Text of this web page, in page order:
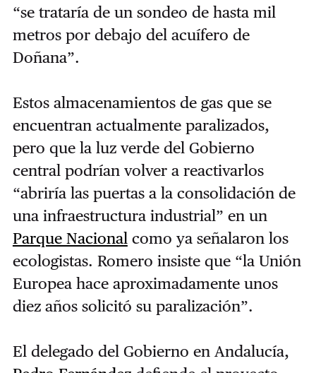
“se trataría de un sondeo de hasta mil
metros por debajo del acuífero de
Doñana”.
Estos almacenamientos de gas que se
encuentran actualmente paralizados,
pero que la luz verde del Gobierno
central podrían volver a reactivarlos
“abriría las puertas a la consolidación de
una infraestructura industrial” en un
Parque Nacional como ya señalaron los
ecologistas. Romero insiste que “la Unión
Europea hace aproximadamente unos
diez años solicitó su paralización”.
El delegado del Gobierno en Andalucía,